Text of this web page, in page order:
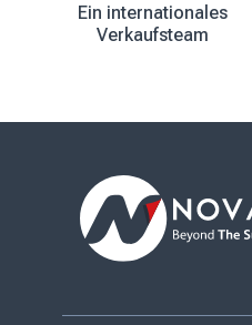
Ein internationales
Verkaufsteam